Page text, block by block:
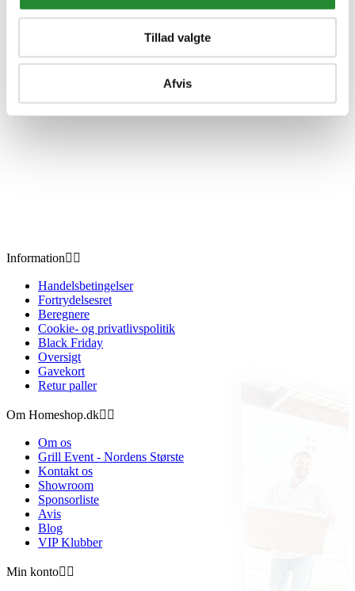
Tillad valgte
Afvis
Information 
Handelsbetingelser
Fortrydelsesret
Beregnere
Cookie- og privatlivspolitik
Black Friday
Oversigt
Gavekort
Retur paller
Om Homeshop.dk 
Om os
Grill Event - Nordens Største
Kontakt os
Showroom
Sponsorliste
Avis
Blog
VIP Klubber
Min konto 